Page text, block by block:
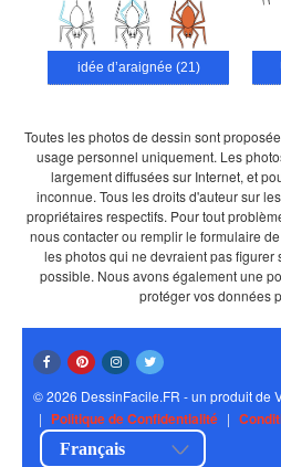
idée d’araignée (21)
Toutes les photos de dessin sont
usage personnel uniquement. Les
largement diffusées sur Internet, et
inconnue. Tous les droits d'auteur sur
propriétaires respectifs. Pour tout
nous contacter ou remplir le formulaire
les photos qui ne devraient pas figurer
possible. Nous avons également une
protéger vos données
© 2026 DessinFacile.FR - un produit de
| Politique de Confidentialité |
Français